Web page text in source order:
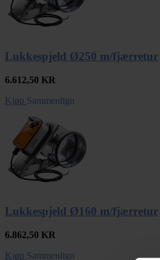
Lukkespjeld Ø250 m/fjærretur
6.612,50 KR
Kjøp Sammenlign
Lukkespjeld Ø160 m/fjærretur
6.862,50 KR
Kjøp Sammenlign